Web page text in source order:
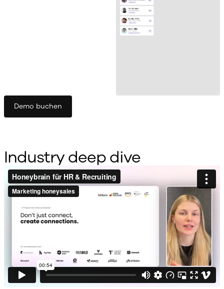
Demo buchen
Industry deep dive